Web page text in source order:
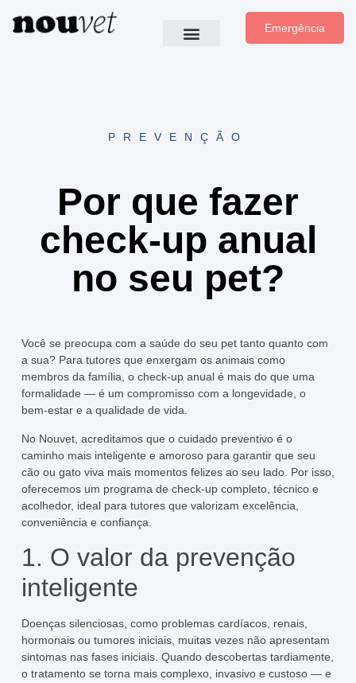
Emergência
PREVENÇÃO
Por que fazer
check-up anual
no seu pet?
Você se preocupa com a saúde do seu pet tanto quanto com
a sua? Para tutores que enxergam os animais como
membros da família, o check-up anual é mais do que uma
formalidade — é um compromisso com a longevidade, o
bem-estar e a qualidade de vida.
No Nouvet, acreditamos que o cuidado preventivo é o
caminho mais inteligente e amoroso para garantir que seu
cão ou gato viva mais momentos felizes ao seu lado. Por isso,
oferecemos um programa de check-up completo, técnico e
acolhedor, ideal para tutores que valorizam excelência,
conveniência e confiança.
1. O valor da prevenção
inteligente
Doenças silenciosas, como problemas cardíacos, renais,
hormonais ou tumores iniciais, muitas vezes não apresentam
sintomas nas fases iniciais. Quando descobertas tardiamente,
o tratamento se torna mais complexo, invasivo e custoso — e